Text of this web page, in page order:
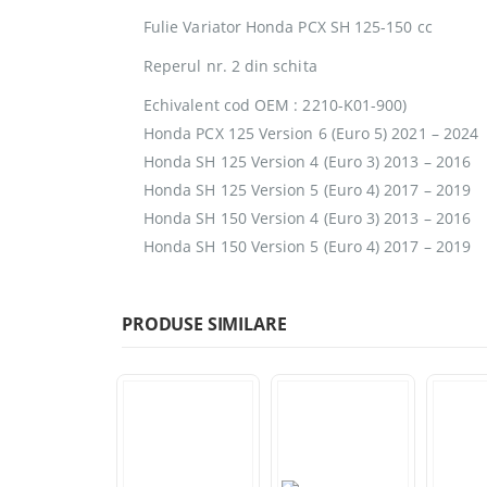
Fulie Variator Honda PCX SH 125-150 cc
Reperul nr. 2 din schita
Echivalent cod OEM : 2210-K01-900)
Honda PCX 125 Version 6 (Euro 5) 2021 – 2024
Honda SH 125 Version 4 (Euro 3) 2013 – 2016
Honda SH 125 Version 5 (Euro 4) 2017 – 2019
Honda SH 150 Version 4 (Euro 3) 2013 – 2016
Honda SH 150 Version 5 (Euro 4) 2017 – 2019
PRODUSE SIMILARE